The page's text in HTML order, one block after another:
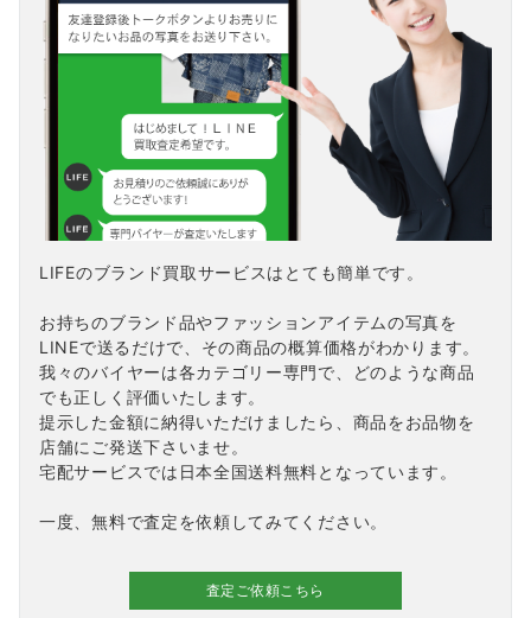
LIFEのブランド買取サービスはとても簡単です。
お持ちのブランド品やファッションアイテムの写真を
LINEで送るだけで、その商品の概算価格がわかります。
我々のバイヤーは各カテゴリー専門で、どのような商品
でも正しく評価いたします。
提示した金額に納得いただけましたら、商品をお品物を
店舗にご発送下さいませ。
宅配サービスでは日本全国送料無料となっています。
一度、無料で査定を依頼してみてください。
査定ご依頼こちら